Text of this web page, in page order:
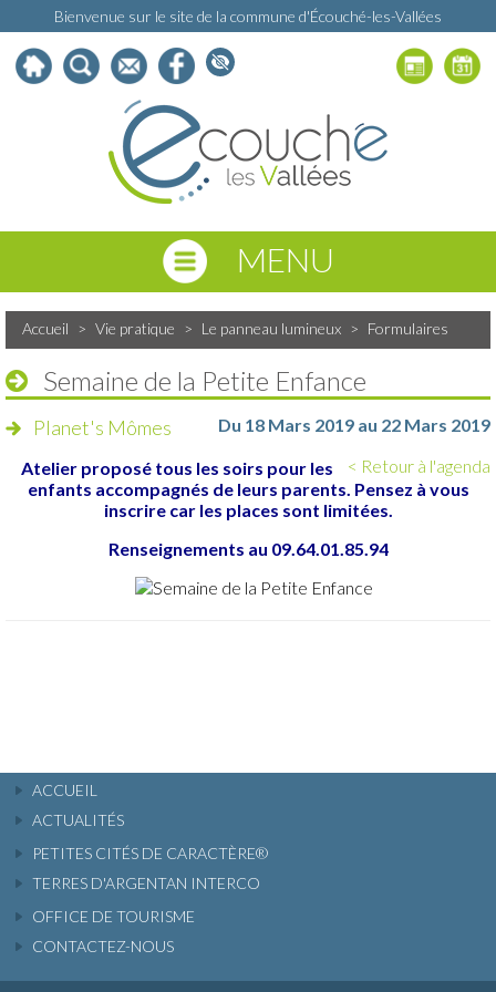
Bienvenue sur le site de la commune d'Écouché-les-Vallées
MENU
Accueil > Vie pratique > Le panneau lumineux > Formulaires
Semaine de la Petite Enfance
Planet's Mômes
Du 18 Mars 2019 au 22 Mars 2019
< Retour à l'agenda
Atelier proposé tous les soirs pour les
enfants accompagnés de leurs parents. Pensez à vous
inscrire car les places sont limitées.
Renseignements au 09.64.01.85.94
ACCUEIL
ACTUALITÉS
PETITES CITÉS DE CARACTÈRE®
TERRES D'ARGENTAN INTERCO
OFFICE DE TOURISME
CONTACTEZ-NOUS